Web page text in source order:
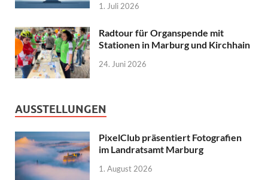
1. Juli 2026
Radtour für Organspende mit
Stationen in Marburg und Kirchhain
24. Juni 2026
AUSSTELLUNGEN
PixelClub präsentiert Fotografien
im Landratsamt Marburg
1. August 2026